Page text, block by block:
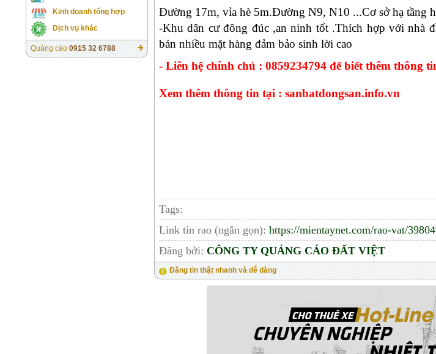
Kinh doanh tổng hợp
Dịch vụ khác
Quảng cáo 0915 32 6788
Đường 17m, vỉa hè 5m.Đường N9, N10 ...Cơ sở hạ tầng
-Khu dân cư đông đúc ,an ninh tốt .Thích hợp với nhà
bán nhiều mặt hàng đảm bảo sinh lời cao
- Liên hệ chính chủ : 0859234794 để biết thêm thông
Xem thêm thông tin tại : sanbatdongsan.info.vn
Tags:
Link tin rao (ngắn gọn): https://mientaynet.com/rao-vat/
Đăng bởi: CÔNG TY QUẢNG CÁO ĐẤT VIỆT
Đăng tin thật nhanh và dễ dàng